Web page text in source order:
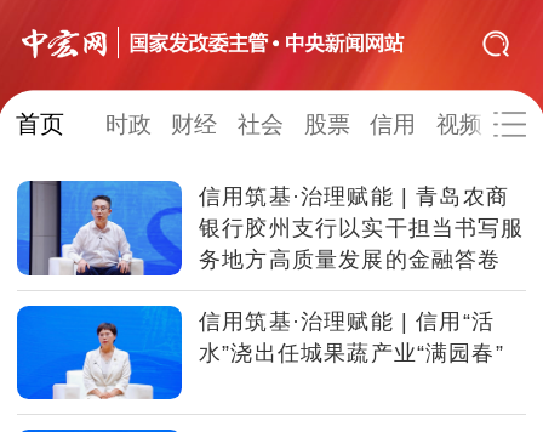
网站地图
时政 财经 社会 股票
信用 视频 图片 品牌
发改动态 中宏研究 营商环境 新质生产力
地方发展
首页 时政 财经 社会 股票 信用 视频 图
信用筑基·治理赋能 | 青岛农商
银行胶州支行以实干担当书写服
务地方高质量发展的金融答卷
信用筑基·治理赋能 | 信用“活
水”浇出任城果蔬产业“满园春”